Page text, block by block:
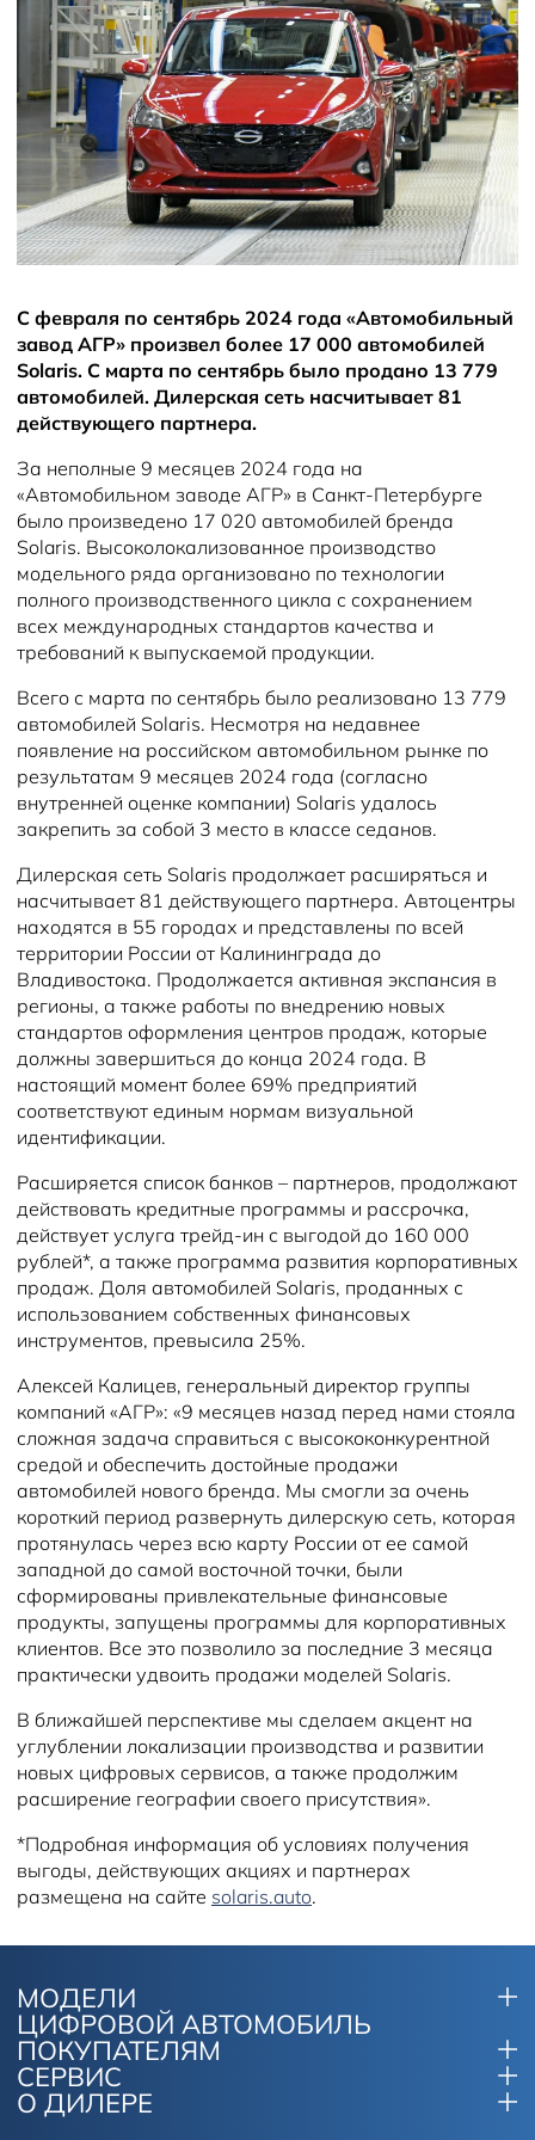
Новости
С февраля по сентябрь 2024 года «Автомобильный
завод АГР» произвел более 17 000 автомобилей
Solaris. С марта по сентябрь было продано 13 779
автомобилей. Дилерская сеть насчитывает 81
действующего партнера.
За неполные 9 месяцев 2024 года на
«Автомобильном заводе АГР» в Санкт-Петербурге
было произведено 17 020 автомобилей бренда
Solaris. Высоколокализованное производство
модельного ряда организовано по технологии
полного производственного цикла с сохранением
всех международных стандартов качества и
требований к выпускаемой продукции.
Всего с марта по сентябрь было реализовано 13 779
автомобилей Solaris. Несмотря на недавнее
появление на российском автомобильном рынке по
результатам 9 месяцев 2024 года (согласно
внутренней оценке компании) Solaris удалось
закрепить за собой 3 место в классе седанов.
Дилерская сеть Solaris продолжает расширяться и
насчитывает 81 действующего партнера. Автоцентры
находятся в 55 городах и представлены по всей
территории России от Калининграда до
Владивостока. Продолжается активная экспансия в
регионы, а также работы по внедрению новых
стандартов оформления центров продаж, которые
должны завершиться до конца 2024 года. В
настоящий момент более 69% предприятий
соответствуют единым нормам визуальной
идентификации.
Расширяется список банков – партнеров, продолжают
действовать кредитные программы и рассрочка,
действует услуга трейд-ин с выгодой до 160 000
рублей*, а также программа развития корпоративных
продаж. Доля автомобилей Solaris, проданных с
использованием собственных финансовых
инструментов, превысила 25%.
Алексей Калицев, генеральный директор группы
компаний «АГР»: «9 месяцев назад перед нами стояла
сложная задача справиться с высококонкурентной
средой и обеспечить достойные продажи
автомобилей нового бренда. Мы смогли за очень
короткий период развернуть дилерскую сеть, которая
протянулась через всю карту России от ее самой
западной до самой восточной точки, были
сформированы привлекательные финансовые
продукты, запущены программы для корпоративных
клиентов. Все это позволило за последние 3 месяца
практически удвоить продажи моделей Solaris.
В ближайшей перспективе мы сделаем акцент на
углублении локализации производства и развитии
новых цифровых сервисов, а также продолжим
расширение географии своего присутствия».
*Подробная информация об условиях получения
выгоды, действующих акциях и партнерах
размещена на сайте solaris.auto.
МОДЕЛИ
ЦИФРОВОЙ АВТОМОБИЛЬ
ПОКУПАТЕЛЯМ
СЕРВИС
О ДИЛЕРЕ